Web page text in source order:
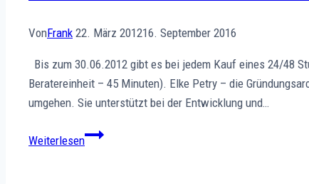
VonFrank 22. März 201216. September 2016
Bis zum 30.06.2012 gibt es bei jedem Kauf eines 24/48
Beratereinheit – 45 Minuten). Elke Petry – die
umgehen. Sie unterstützt bei der Entwicklung und…
WeiterlesenAktion: